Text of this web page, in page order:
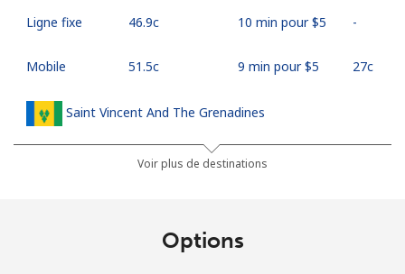
Ligne fixe ⁦46.9c⁩ 10 min pour ⁦$5⁩ -
Mobile ⁦51.5c⁩ 9 min pour ⁦$5⁩ ⁦27c⁩
Saint Vincent And The Grenadines
⁦42.5c⁩ 11 min pour ⁦$5⁩
Voir plus de destinations
Options